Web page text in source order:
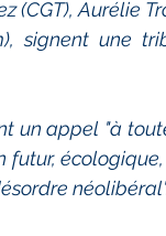
(CGT), Aurélie
signent une
un appel "à
futur,